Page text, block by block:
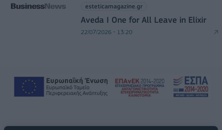
esteticamagazine.gr
Aveda I One for All Leave in Elixir
22/07/2026 - 13:20